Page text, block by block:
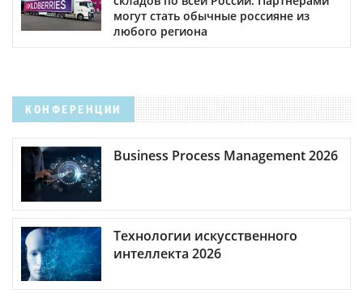
могут стать обычные россияне из
любого региона
КОНФЕРЕНЦИИ
Business Process Management 2026
Технологии искусственного
интеллекта 2026